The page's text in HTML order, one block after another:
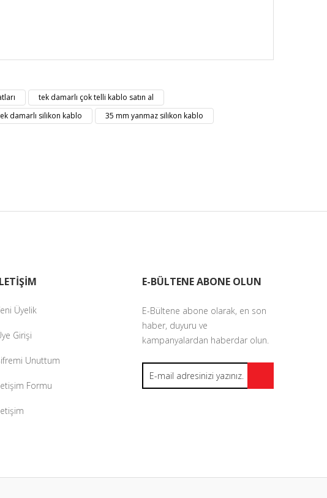
tek damarlı çok telli kablo satın al
damarlı silikon kablo 35 mm yanmaz silikon kablo
Üyelik
Girişi
Unuttum
Formu
E-BÜLTENE ABONE OLUN
E-Bültene abone olarak, en son
haber, duyuru ve
kampanyalardan haberdar olun.